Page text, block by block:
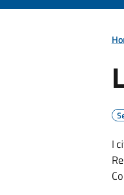
I